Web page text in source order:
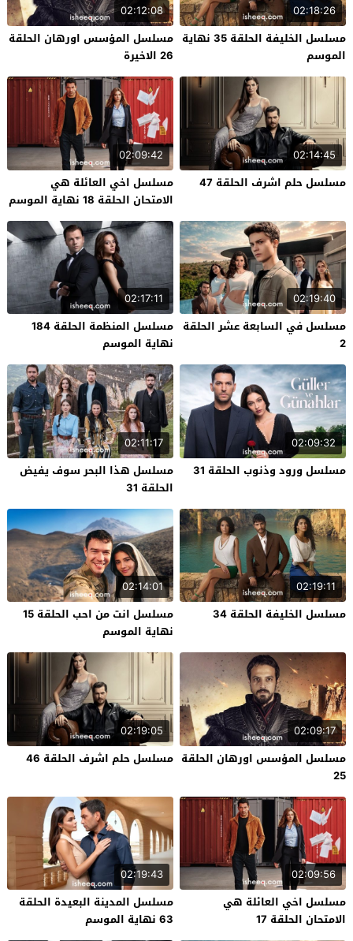
02:18:26
مسلسل الخليفة الحلقة 35 نهاية
الموسم
02:12:08
مسلسل المؤسس اورهان الحلقة
26 الاخيرة
02:14:45
مسلسل حلم اشرف الحلقة 47
02:09:42
مسلسل اخي العائلة هي
الامتحان الحلقة 18 نهاية الموسم
02:19:40
مسلسل في السابعة عشر الحلقة
2
02:17:11
مسلسل المنظمة الحلقة 184
نهاية الموسم
02:09:32
مسلسل ورود وذنوب الحلقة 31
02:11:17
مسلسل هذا البحر سوف يفيض
الحلقة 31
02:19:11
مسلسل الخليفة الحلقة 34
02:14:01
مسلسل انت من احب الحلقة 15
نهاية الموسم
02:09:17
مسلسل المؤسس اورهان الحلقة
25
02:19:05
مسلسل حلم اشرف الحلقة 46
02:09:56
مسلسل اخي العائلة هي
الامتحان الحلقة 17
02:19:43
مسلسل المدينة البعيدة الحلقة
63 نهاية الموسم